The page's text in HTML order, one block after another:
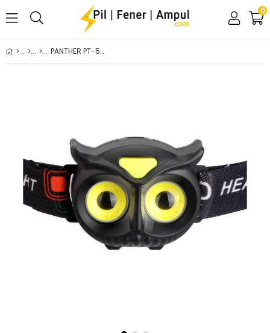
0
PANTHER PT-5100 KAFA LAMBASI